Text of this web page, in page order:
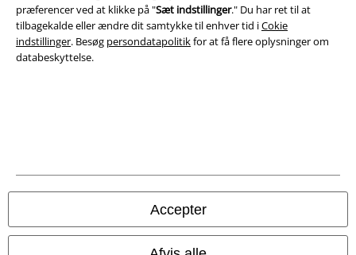
præferencer ved at klikke på "Sæt indstillinger." Du har ret til at
tilbagekalde eller ændre dit samtykke til enhver tid iCokie
indstillinger. Besøg persondatapolitikfor at få flere oplysninger om
databeskyttelse.
Accepter
Om EMP Danmark
Persondatapolitik